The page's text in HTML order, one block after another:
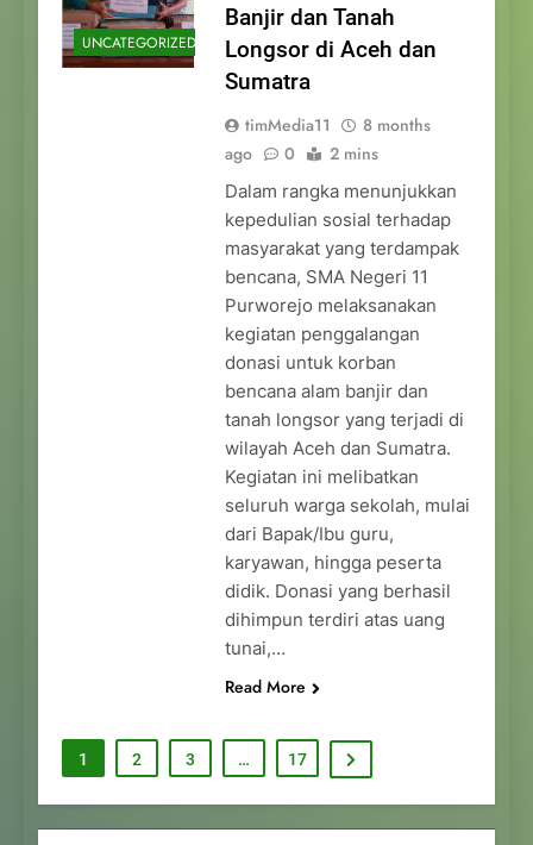
UNCATEGORIZED
Banjir dan Tanah
Longsor di Aceh dan
Sumatra
timMedia11
8 months
ago
0 2 mins
Dalam rangka menunjukkan
kepedulian sosial terhadap
masyarakat yang terdampak
bencana, SMA Negeri 11
Purworejo melaksanakan
kegiatan penggalangan
donasi untuk korban
bencana alam banjir dan
tanah longsor yang terjadi di
wilayah Aceh dan Sumatra.
Kegiatan ini melibatkan
seluruh warga sekolah, mulai
dari Bapak/Ibu guru,
karyawan, hingga peserta
didik. Donasi yang berhasil
dihimpun terdiri atas uang
tunai,…
Read More
1 2 3 … 17